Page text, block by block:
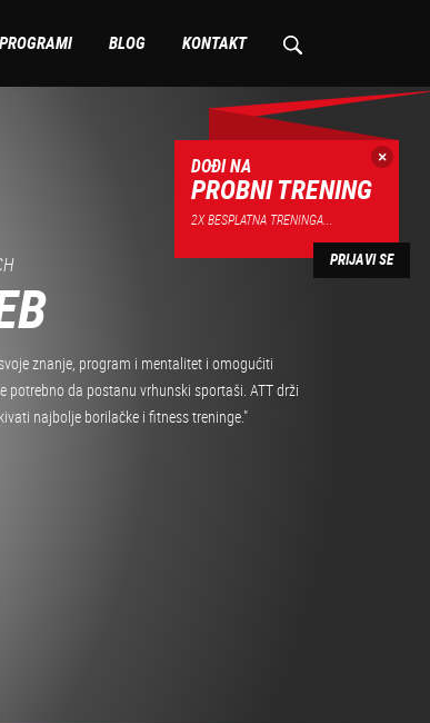
BLOG KONTAKT
FIGHT SITE
koja je posložila sve potrebne segmente ovog
su drugima pokazali kako se to radi na
u profesionalizam! Na tome im treba
DOĐI NA
PROBNI TRENING
2X BESPLATNA TRENINGA...
PRIJAVI SE